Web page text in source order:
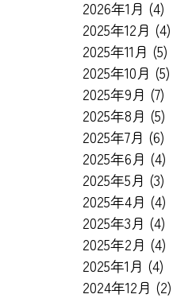
2026年1月 (4)
2025年12月 (4)
2025年11月 (5)
2025年10月 (5)
2025年9月 (7)
2025年8月 (5)
2025年7月 (6)
2025年6月 (4)
2025年5月 (3)
2025年4月 (4)
2025年3月 (4)
2025年2月 (4)
2025年1月 (4)
2024年12月 (2)